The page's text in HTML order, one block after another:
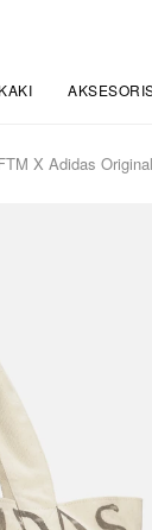
X Adidas